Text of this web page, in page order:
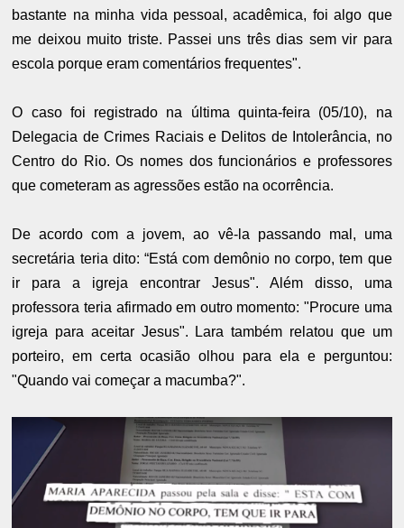
bastante na minha vida pessoal, acadêmica, foi algo que
me deixou muito triste. Passei uns três dias sem vir para
escola porque eram comentários frequentes".
O caso foi registrado na última quinta-feira (05/10), na
Delegacia de Crimes Raciais e Delitos de Intolerância, no
Centro do Rio. Os nomes dos funcionários e professores
que cometeram as agressões estão na ocorrência.
De acordo com a jovem, ao vê-la passando mal, uma
secretária teria dito: “Está com demônio no corpo, tem que
ir para a igreja encontrar Jesus". Além disso, uma
professora teria afirmado em outro momento: "Procure uma
igreja para aceitar Jesus". Lara também relatou que um
porteiro, em certa ocasião olhou para ela e perguntou:
"Quando vai começar a macumba?".